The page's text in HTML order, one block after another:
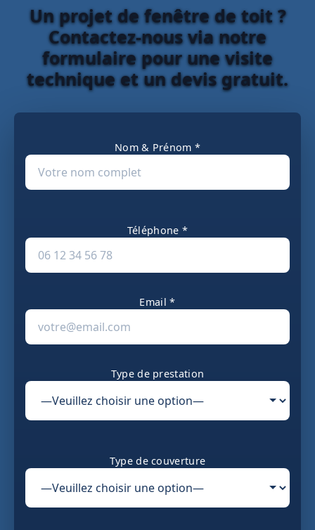
Un projet de fenêtre de toit ?
Contactez-nous via notre
formulaire pour une visite
technique et un devis gratuit.
Nom & Prénom *
Téléphone *
Email *
Type de prestation
Type de couverture